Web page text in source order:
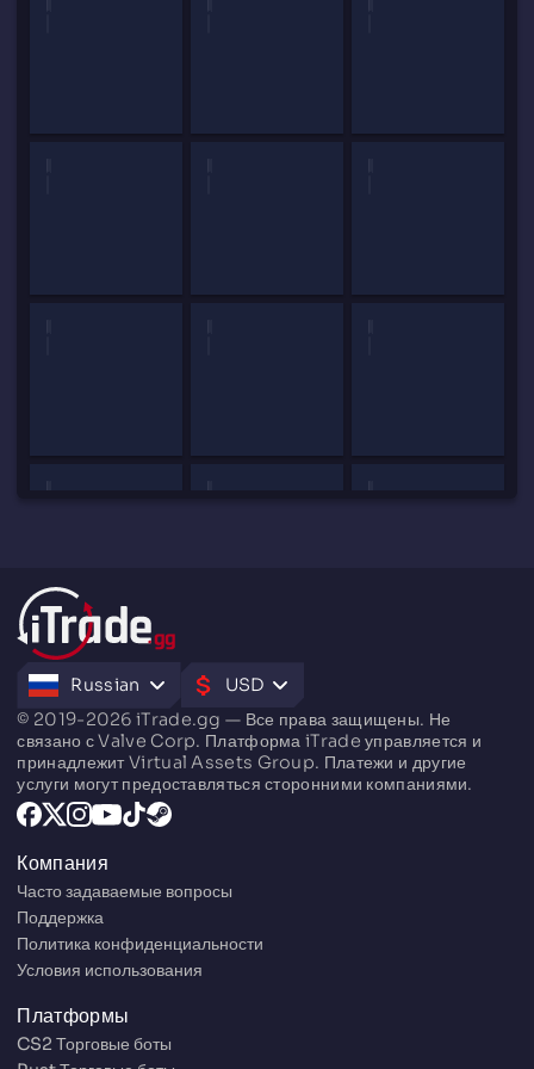
Russian
USD
© 2019-2026 iTrade.gg — Все права защищены. Не
связано с Valve Corp. Платформа iTrade управляется и
принадлежит Virtual Assets Group. Платежи и другие
услуги могут предоставляться сторонними компаниями.
Компания
Часто задаваемые вопросы
Поддержка
Политика конфиденциальности
Условия использования
Платформы
CS2 Торговые боты